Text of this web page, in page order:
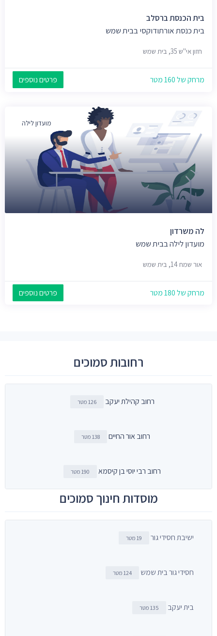
בית הכנסת ברסלב
בית כנסת אורתודוקסי בבית שמש
חזון אי"ש 35, בית שמש
מרחק של 160 מטר פרטים נוספים
מועדון לילה
לה משרדון
מועדון לילה בבית שמש
אור שמח 14, בית שמש
מרחק של 180 מטר פרטים נוספים
רחובות סמוכים
רחוב קהילת יעקב 126 מטר
רחוב אור החיים 138 מטר
רחוב רבי יוסי בן קיסמא 190 מטר
מוסדות חינוך סמוכים
ישיבת חסידי גור 19 מטר
חסידי גור בית שמש 124 מטר
בית יעקב 135 מטר